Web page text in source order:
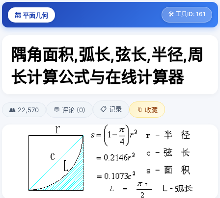
🔙 平面几何 🛠️ 工具ID: 161
隅角面积,弧长,弦长,半径,周
长计算公式与在线计算器
👥 22,570 💬 评论 (0) 📋 记录 🔖 收藏